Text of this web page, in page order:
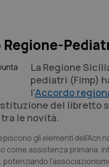
La Regione
pediatri (Fimp)
l’Accordo
del libretto
le novità.
gli elementi
come assistenza primaria,